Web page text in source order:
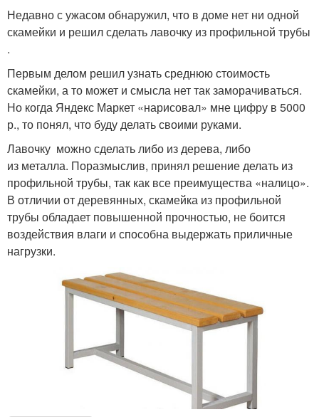
Недавно с ужасом обнаружил, что в доме нет ни одной
скамейки и решил сделать лавочку из профильной трубы
.
Первым делом решил узнать среднюю стоимость
скамейки, а то может и смысла нет так заморачиваться.
Но когда Яндекс Маркет «нарисовал» мне цифру в 5000
р., то понял, что буду делать своими руками.
Лавочку можно сделать либо из дерева, либо
из металла. Поразмыслив, принял решение делать из
профильной трубы, так как все преимущества «налицо».
В отличии от деревянных, скамейка из профильной
трубы обладает повышенной прочностью, не боится
воздействия влаги и способна выдержать приличные
нагрузки.